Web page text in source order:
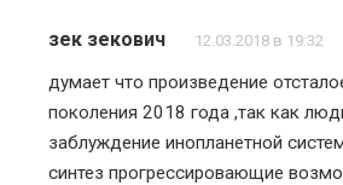
зек зекович 12.03.2018 в 19:32
думает что произведение
поколения 2018 года ,так как
заблуждение инопланетной
синтез прогрессировающие